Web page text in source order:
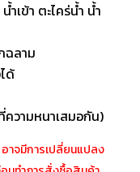
เข้า ตะไคร่น้ำ น้ำ
ฉลาม
ด้
ความหนาเสมอกัน)
าจมีการเปลี่ยนแปลง